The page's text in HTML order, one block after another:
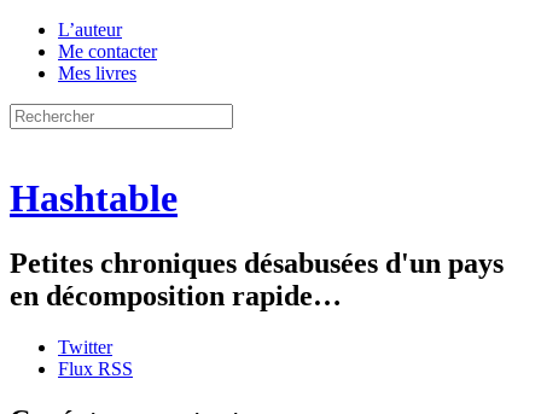
L’auteur
Me contacter
Mes livres
Hashtable
Petites chroniques désabusées d'un pays
en décomposition rapide…
Twitter
Flux RSS